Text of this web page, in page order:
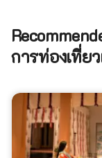
การท่องเที่ย